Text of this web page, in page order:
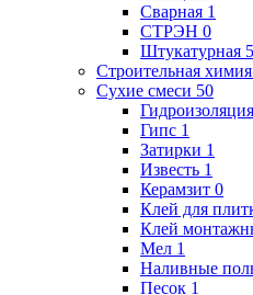
Сварная 1
СТРЭН 0
Штукатурная 5
Строительная химия
Сухие смеси 50
Гидроизоляция
Гипс 1
Затирки 1
Известь 1
Керамзит 0
Клей для
Клей
Мел 1
Наливные
Песок 1